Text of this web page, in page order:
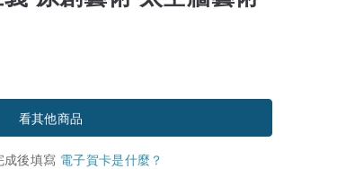
看其他商品
成後填寫 電子賀卡是什麼？